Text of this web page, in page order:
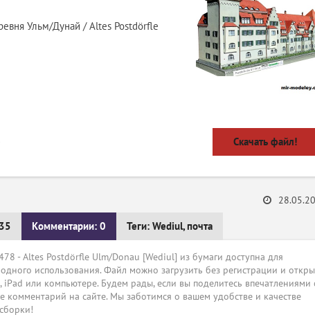
Ульм/Дунай / Altes Postdörfle
Скачать файл!
Комментарии: 0 Теги: Wediul,почта
- Altes Postdörfle Ulm/Donau [Wediul] из бумаги доступна для
использования. Файл можно загрузить без регистрации и
iPad или компьютере. Будем рады, если вы поделитесь впечатлениями
комментарий на сайте. Мы заботимся о вашем удобстве и качестве